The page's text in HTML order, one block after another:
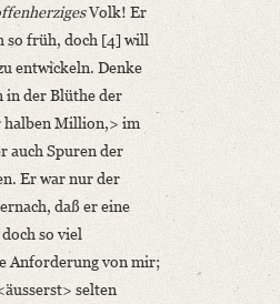
Volk! Er
so früh, doch [4] will
entwickeln. Denke
in der Blüthe der
halben Million,> im
auch Spuren der
Er war nur der
daß er eine
so viel
Anforderung von mir;
selten